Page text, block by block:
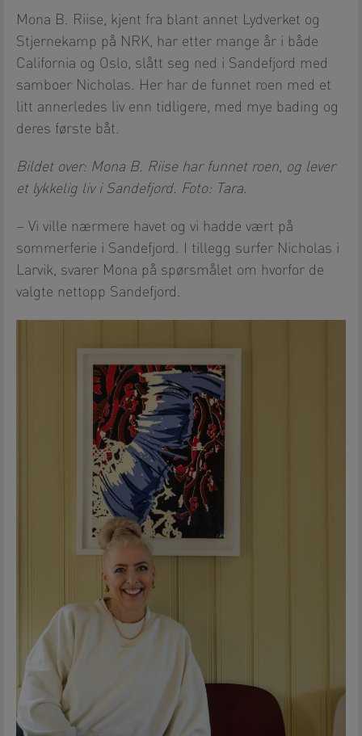
Mona B. Riise, kjent fra blant annet Lydverket og
Stjernekamp på NRK, har etter mange år i både
California og Oslo, slått seg ned i Sandefjord med
samboer Nicholas. Her har de funnet roen med et
litt annerledes liv enn tidligere, med mye bading og
deres første båt.
Bildet over: Mona B. Riise har funnet roen, og lever
et lykkelig liv i Sandefjord. Foto: Tara.
– Vi ville nærmere havet og vi hadde vært på
sommerferie i Sandefjord. I tillegg surfer Nicholas i
Larvik, svarer Mona på spørsmålet om hvorfor de
valgte nettopp Sandefjord.